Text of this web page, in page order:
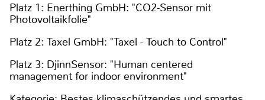
Platz 1: Enerthing GmbH: "CO2-Sensor mit
Photovoltaikfolie"
Platz 2: Taxel GmbH: "Taxel - Touch to Control"
Platz 3: DjinnSensor: "Human centered
management for indoor environment"